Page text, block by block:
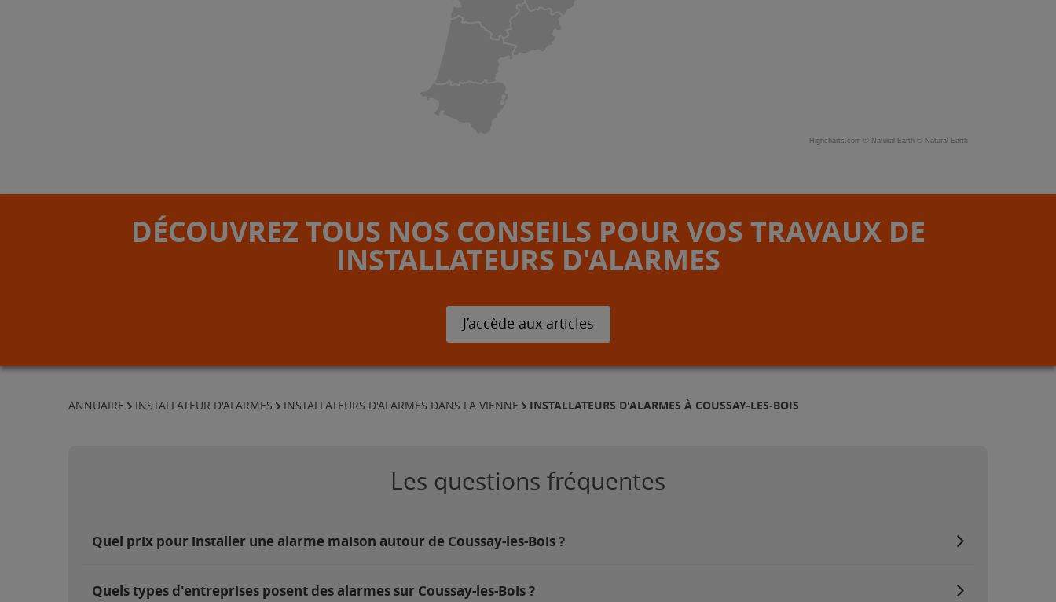
Highcharts.com © Natural Earth © Natural Earth
DÉCOUVREZ TOUS NOS CONSEILS POUR VOS TRAVAUX DE
INSTALLATEURS D'ALARMES
J’accède aux articles
ANNUAIRE INSTALLATEUR D'ALARMES INSTALLATEURS D'ALARMES DANS LA VIENNE INSTALLATEURS D'ALARMES À COUSSAY-LES-BOIS
Les questions fréquentes
Quel prix pour installer une alarme maison autour de Coussay-les-Bois ?
Quels types d'entreprises posent des alarmes sur Coussay-les-Bois ?